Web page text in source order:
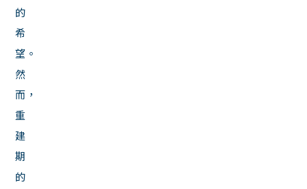
的
希
望。
然
而，
重
建
期
的